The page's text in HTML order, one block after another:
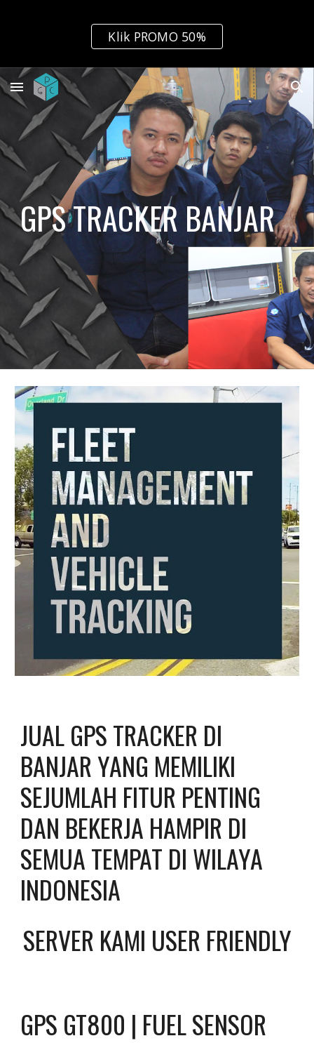
Skip to main content Skip to navigation
Klik PROMO 50%
GPS TRACKER BANJAR
JUAL GPS TRACKER DI
BANJAR YANG MEMILIKI
SEJUMLAH FITUR PENTING
DAN BEKERJA HAMPIR DI
SEMUA TEMPAT DI WILAYA
INDONESIA
SERVER KAMI USER FRIENDLY
GPS GT800 | FUEL SENSOR